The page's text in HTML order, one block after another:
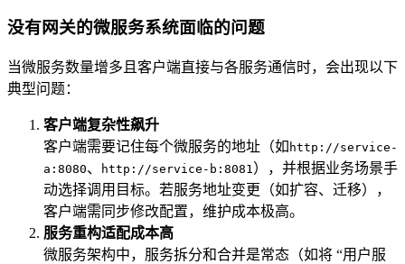
没有网关的微服务系统面临的问题
当微服务数量增多且客户端直接与各服务通信时，会出现以下
典型问题：
客户端复杂性飙升
客户端需要记住每个微服务的地址（如 http://service-
a:8080、 http://service-b:8081），并根据业务场景手
动选择调用目标。若服务地址变更（如扩容、迁移），
客户端需同步修改配置，维护成本极高。
服务重构适配成本高
微服务架构中，服务拆分和合并是常态（如将 “用户服